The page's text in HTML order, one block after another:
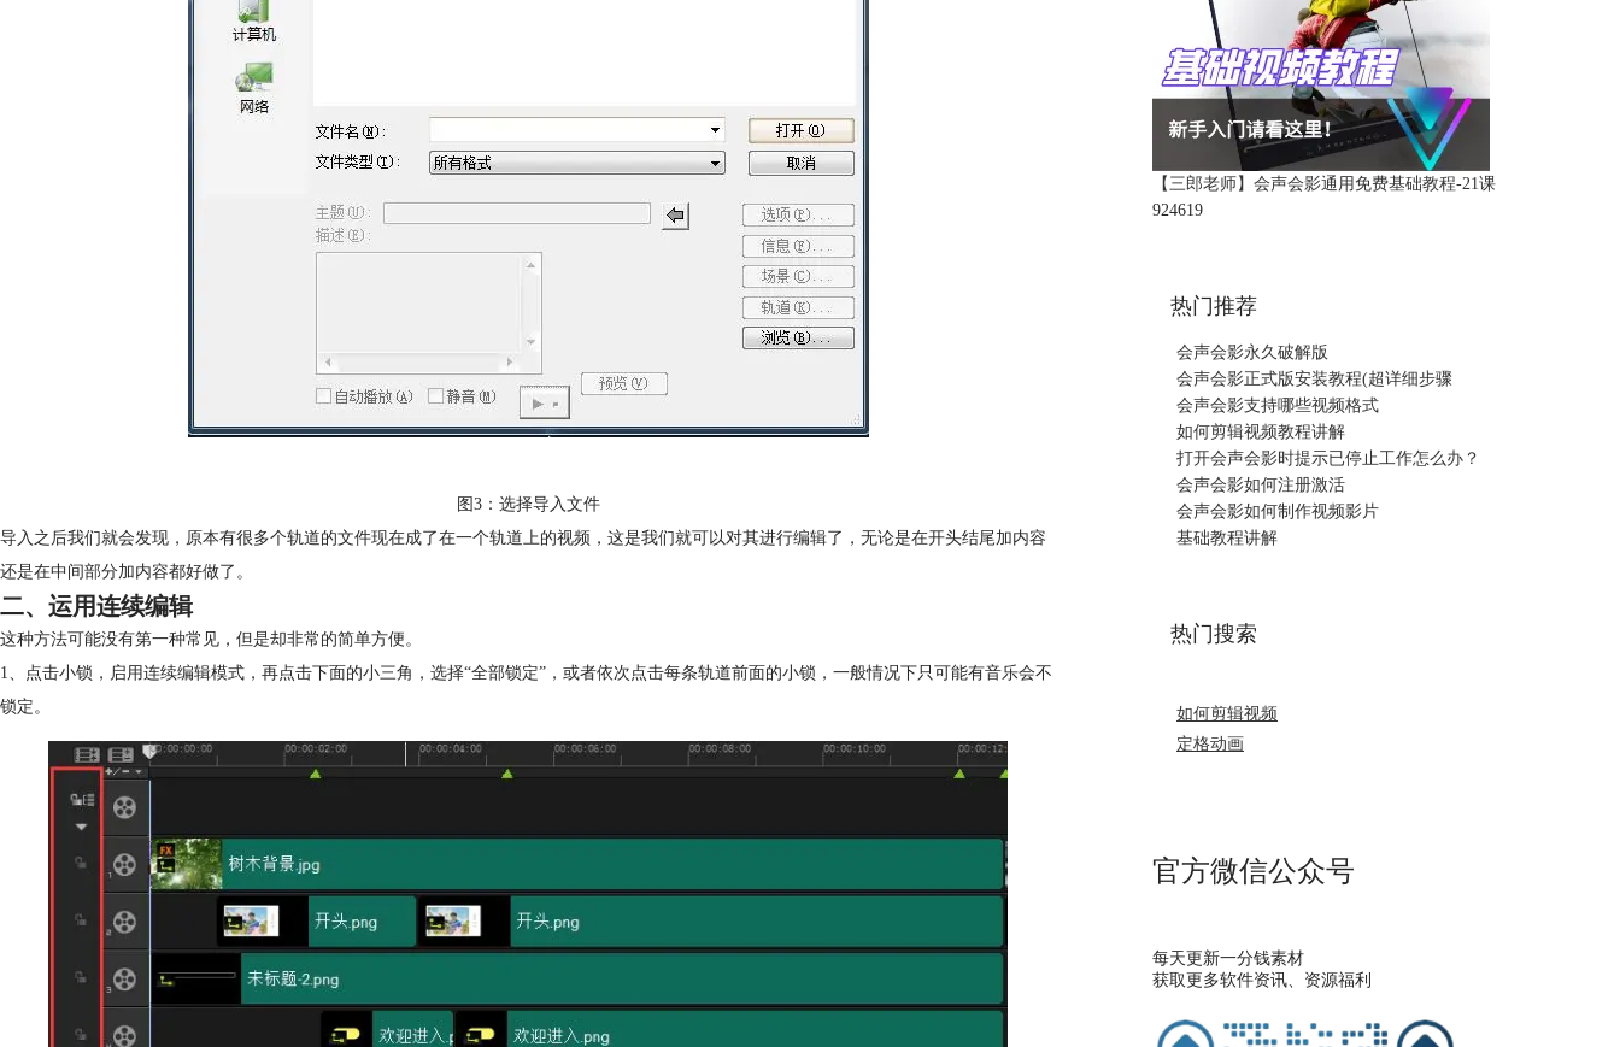
图3：选择导入文件
导入之后我们就会发现，原本有很多个轨道的文件现在成了在一个轨道上的视频，这是我们就可以对其进行编辑了，无论是在开头结尾加内容
还是在中间部分加内容都好做了。
二、运用连续编辑
这种方法可能没有第一种常见，但是却非常的简单方便。
1、点击小锁，启用连续编辑模式，再点击下面的小三角，选择“全部锁定”，或者依次点击每条轨道前面的小锁，一般情况下只可能有音乐会不
锁定。
【三郎老师】会声会影通用免费基础教程-21课
924619
热门推荐
会声会影永久破解版
会声会影正式版安装教程(超详细步骤
会声会影支持哪些视频格式
如何剪辑视频教程讲解
打开会声会影时提示已停止工作怎么办？
会声会影如何注册激活
会声会影如何制作视频影片
基础教程讲解
热门搜索
如何剪辑视频
定格动画
官方微信公众号
每天更新一分钱素材
获取更多软件资讯、资源福利